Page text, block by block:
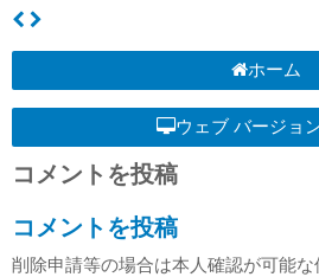
ホーム
ウェブ バージョ
コメントを投稿
コメントを投稿
削除申請等の場合は本人確認が可能な